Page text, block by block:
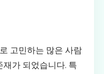
고민하는 많은 사람
가 되었습니다. 특